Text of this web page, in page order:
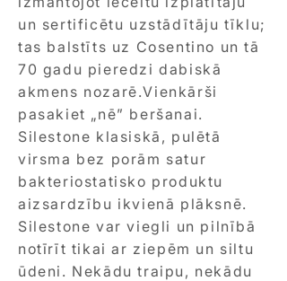
un sertificētu uzstādītāju tīklu;
tas balstīts uz Cosentino un tā
70 gadu pieredzi dabiskā
akmens nozarē.Vienkārši
pasakiet „nē” beršanai.
Silestone klasiskā, pulētā
virsma bez porām satur
bakteriostatisko produktu
aizsardzību ikvienā plāksnē.
Silestone var viegli un pilnībā
notīrīt tikai ar ziepēm un siltu
ūdeni. Nekādu traipu, nekādu